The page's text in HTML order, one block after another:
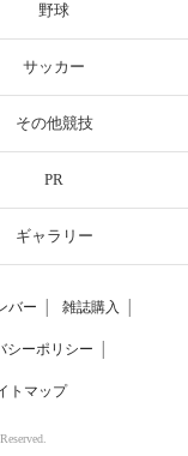
野球
サッカー
その他競技
PR
ギャラリー
バー 雑誌購入
シーポリシー
トマップ